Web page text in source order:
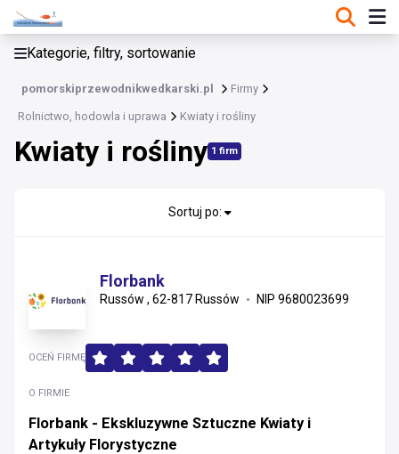
Kategorie, filtry, sortowanie
pomorskiprzewodnikwedkarski.pl Firmy
Rolnictwo, hodowla i uprawa Kwiaty i rośliny
Kwiaty i rośliny 1 firm
Rolnictwo, hodowla i uprawa
Chów i hodowla zwierząt
Rybołówstwo
Sortuj po:
Florbank
Russów , 62-817 Russów NIP 9680023699
O FIRMIE
Florbank - Ekskluzywne Sztuczne Kwiaty i
Artykuły Florystyczne
OCEŃ FIRMĘ